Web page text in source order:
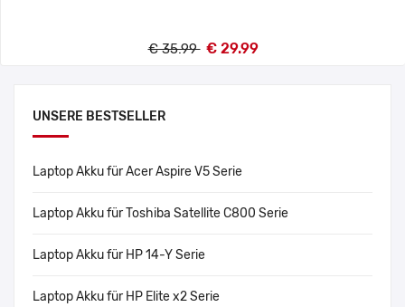
UNSERE BESTSELLER
Laptop Akku für Acer Aspire V5 Serie
Laptop Akku für Toshiba Satellite C800 Serie
Laptop Akku für HP 14-Y Serie
Laptop Akku für HP Elite x2 Serie
€ 35.99 € 29.99